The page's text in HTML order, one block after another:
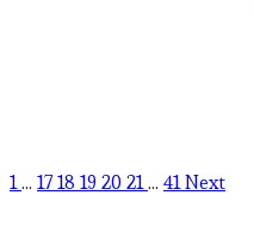
1... 1718 19 20 21... 41Next